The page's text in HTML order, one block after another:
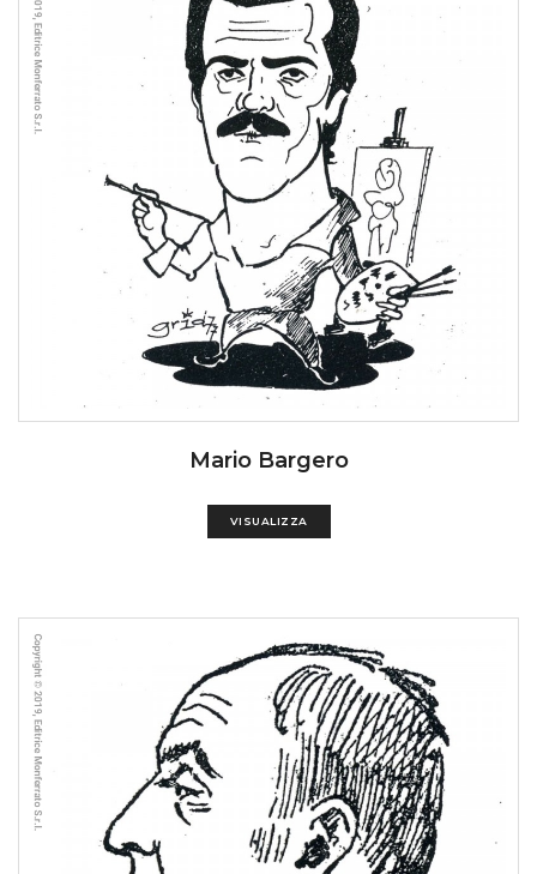
Mario Bargero
VISUALIZZA